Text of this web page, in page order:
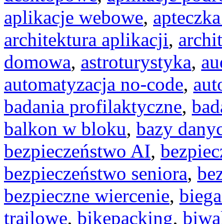
aplikacje webowe,
architektura aplikacji,
domowa, astroturystyka,
automatyzacja no-code,
badania profilaktyczne,
balkon w bloku, bazy
bezpieczeństwo AI,
bezpieczeństwo seniora,
bezpieczne wiercenie,
trailowe, bikepacking,